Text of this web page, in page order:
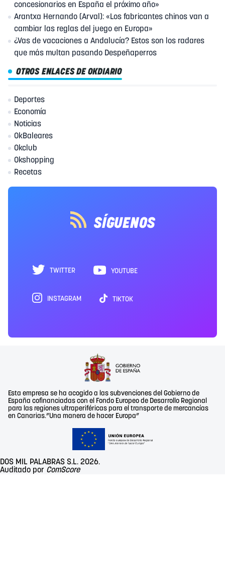
concesionarios en España el próximo año»
Arantxa Hernando (Arval): «Los fabricantes chinos van a
cambiar las reglas del juego en Europa»
¿Vas de vacaciones a Andalucía? Estos son los radares
que más multan pasando Despeñaperros
OTROS ENLACES DE OKDIARIO
Deportes
Economía
Noticias
OkBaleares
Okclub
Okshopping
Recetas
SÍGUENOS
TWITTER YOUTUBE
INSTAGRAM TIKTOK
Esta empresa se ha acogido a las subvenciones del Gobierno de
España cofinanciadas con el Fondo Europeo de Desarrollo Regional
para las regiones ultraperiféricas para el transporte de mercancías
en Canarias.”Una manera de hacer Europa”
DOS MIL PALABRAS S.L. 2026.
Auditado por ComScore